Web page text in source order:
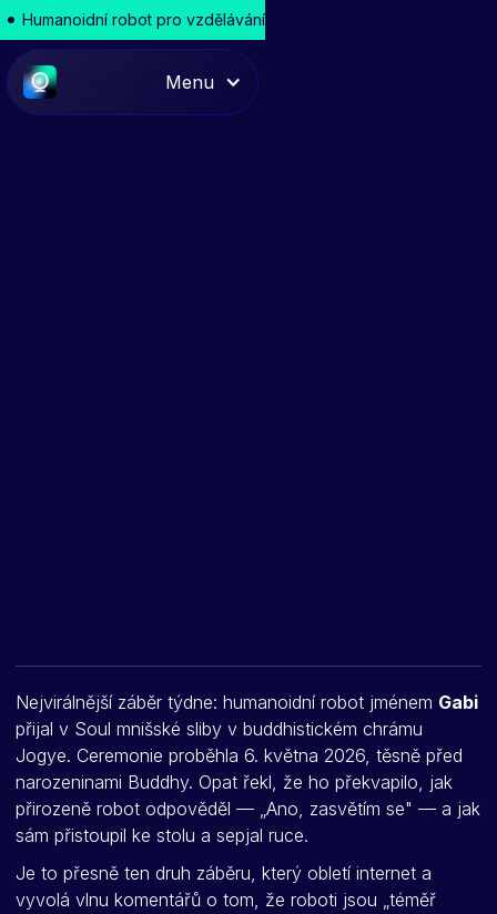
Humanoidní robot pro vzdělávání
Menu
Nejvirálnější záběr týdne: humanoidní robot jménem Gabi
přijal v Soul mnišské sliby v buddhistickém chrámu
Jogye. Ceremonie proběhla 6. května 2026, těsně před
narozeninami Buddhy. Opat řekl, že ho překvapilo, jak
přirozeně robot odpověděl — „Ano, zasvětím se" — a jak
sám přistoupil ke stolu a sepjal ruce.
Je to přesně ten druh záběru, který obletí internet a
vyvolá vlnu komentářů o tom, že roboti jsou „téměř